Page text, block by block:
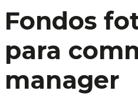
Fondos
para
manager